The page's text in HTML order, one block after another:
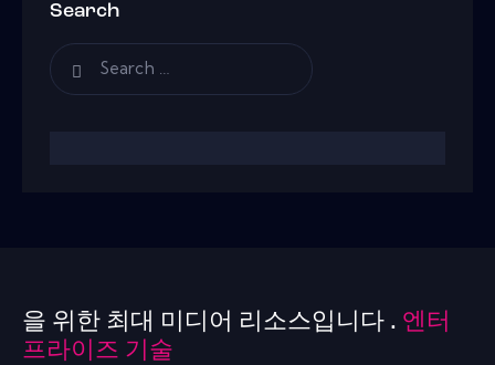
Search
을 위한 최대 미디어 리소스입니다 . 엔터
프라이즈 기술